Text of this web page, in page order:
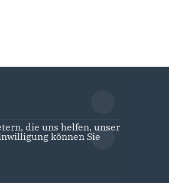
die uns helfen, unser
können Sie